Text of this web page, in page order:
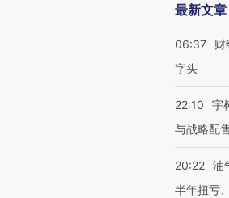
最新文章
06:37
财
字头
22:10
宇
与战略配售
20:22 油
半年扭亏